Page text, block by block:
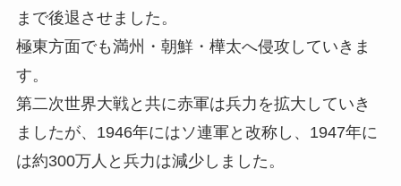
まで後退させました。
極東方面でも満州・朝鮮・樺太へ侵攻していきま
す。
第二次世界大戦と共に赤軍は兵力を拡大していき
ましたが、1946年にはソ連軍と改称し、1947年に
は約300万人と兵力は減少しました。